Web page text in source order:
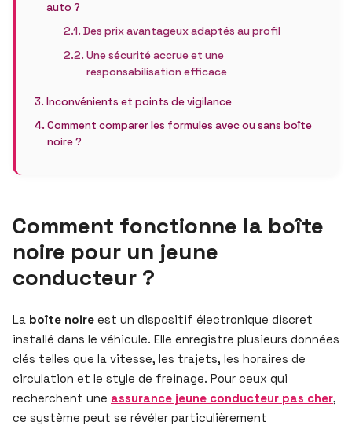
auto ?
Des prix avantageux adaptés au profil
Une sécurité accrue et une
responsabilisation efficace
Inconvénients et points de vigilance
Comment comparer les formules avec ou sans boîte
noire ?
Comment fonctionne la boîte
noire pour un jeune
conducteur ?
La boîte noire est un dispositif électronique discret
installé dans le véhicule. Elle enregistre plusieurs données
clés telles que la vitesse, les trajets, les horaires de
circulation et le style de freinage. Pour ceux qui
recherchent une assurance jeune conducteur pas cher,
ce système peut se révéler particulièrement